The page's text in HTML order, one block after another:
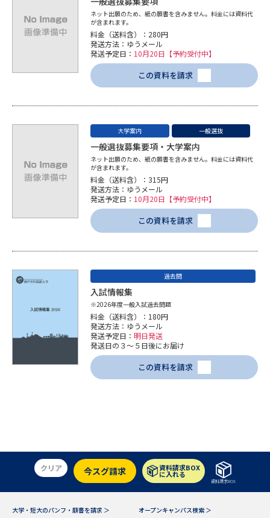
志望校・出願校を調べる
受験スケジュールを立てよう
テレメール全国一斉進学調査
新生活お役立ちガイド
学問発見
大学で学びたい学問発見
学問のミニ講義「夢ナビ講義」 学問分野解説
学問の教科書 夢ナビライブ
ユーザーサポート
大学進学IDについて
特定商取引表記
ネット出願のため、紙の願書を含みません。料金には資料代
が含まれます。
料金（送料含）：280円
発送方法：ゆうメール
発送予定日： 10月20日【予約受付中】
この資料を請求
大学案内 一般選抜
一般選抜募集要項・大学案内
ネット出願のため、紙の願書を含みません。料金には資料代
が含まれます。
料金（送料含）：315円
発送方法：ゆうメール
発送予定日： 10月20日【予約受付中】
この資料を請求
過去問
入試情報集
※2026年度一般入試過去問題
料金（送料含）：180円
発送方法：ゆうメール
発送予定日： 明日発送
発送日の３～５日後にお届け
この資料を請求
クリア 今スグ請求 資料請求BOX
に入れる
資料請求BOX
大学・短大のパンフ・願書を請求 ＞ オープンキャンパス検索 ＞